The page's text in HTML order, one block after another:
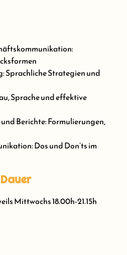
Sprachliche Strategien und
Sprache und effektive
Berichte: Formulierungen,
Dos und Don’ts im
Mittwochs 18.00h-21.15h